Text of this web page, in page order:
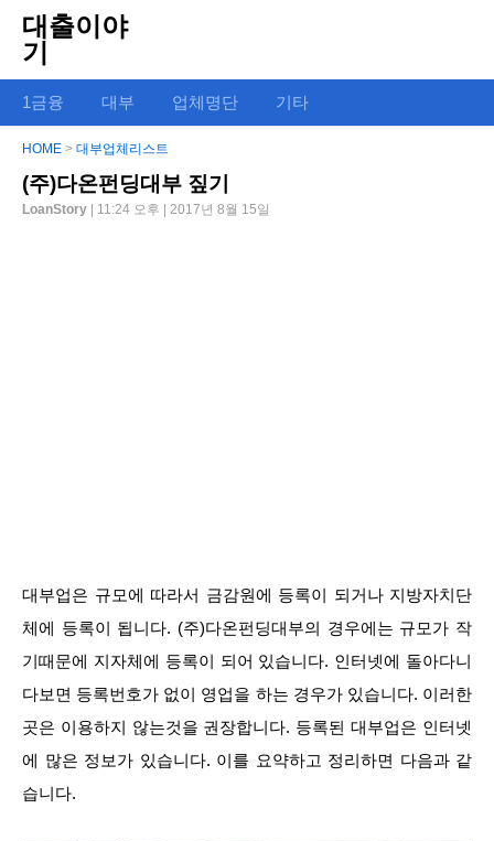
대출이야
기
1금융 대부 업체명단 기타
HOME > 대부업체리스트
(주)다온펀딩대부 짚기
LoanStory | 11:24 오후 | 2017년 8월 15일
대부업은 규모에 따라서 금감원에 등록이 되거나 지방자치단
체에 등록이 됩니다. (주)다온펀딩대부의 경우에는 규모가 작
기때문에 지자체에 등록이 되어 있습니다. 인터넷에 돌아다니
다보면 등록번호가 없이 영업을 하는 경우가 있습니다. 이러한
곳은 이용하지 않는것을 권장합니다. 등록된 대부업은 인터넷
에 많은 정보가 있습니다. 이를 요약하고 정리하면 다음과 같
습니다.